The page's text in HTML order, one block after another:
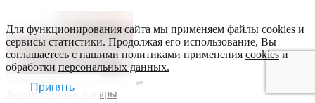
Хозяйственные товары
Для функционирования сайта мы применяем файлы cookies и
сервисы статистики. Продолжая его использование, Вы
соглашаетесь с нашими политиками применения cookiesи
обработки персональных данных.
Принять